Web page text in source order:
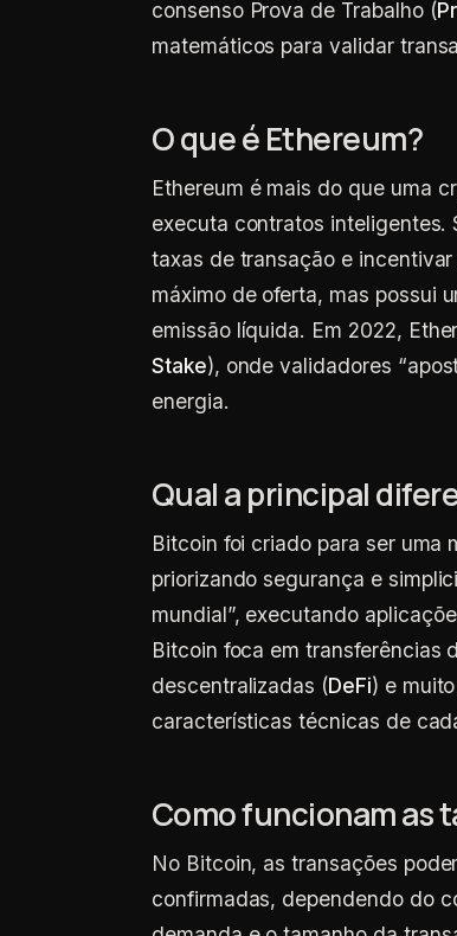
consenso Prova de Trabalho (
matemáticos para validar
O que é Ethereum?
Ethereum é mais do que uma
executa contratos inteligentes.
taxas de transação e
máximo de oferta, mas possui
emissão líquida. Em 2022,
Stake), onde validadores
energia.
Qual a principal
Bitcoin foi criado para ser uma
priorizando segurança e
mundial”, executando
Bitcoin foca em transferências
descentralizadas (DeFi) e
características técnicas de
Como funcionam as
No Bitcoin, as transações
confirmadas, dependendo do